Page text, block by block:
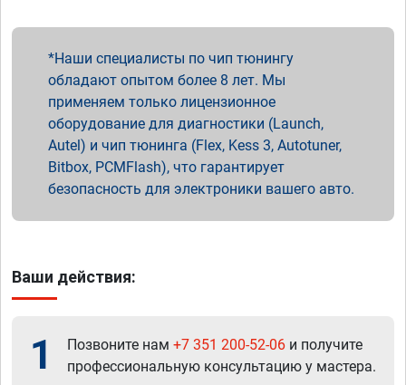
Наши специалисты по чип тюнингу
обладают опытом более 8 лет. Мы
применяем только лицензионное
оборудование для диагностики (Launch,
Autel) и чип тюнинга (Flex, Kess 3, Autotuner,
Bitbox, PCMFlash), что гарантирует
безопасность для электроники вашего авто.
Ваши действия:
1 Позвоните нам +7 351 200-52-06 и получите
профессиональную консультацию у мастера.